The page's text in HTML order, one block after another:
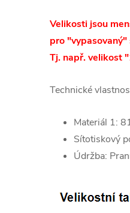
Velikosti jsou
pro
Tj. např. velikost
Technické
Materiál 1:
Sítotiskový
Údržba: